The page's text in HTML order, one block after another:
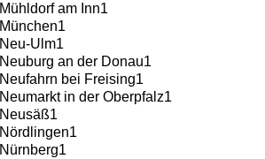
Mühldorf am Inn1
München1
Neu-Ulm1
Neuburg an der Donau1
Neufahrn bei Freising1
Neumarkt in der Oberpfalz1
Neusäß1
Nördlingen1
Nürnberg1